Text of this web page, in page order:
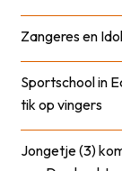
Zangeres en
Sportschool in
tik op vingers
Jongetje (3)